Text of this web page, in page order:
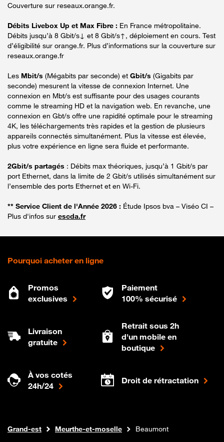
Couverture sur reseaux.orange.fr.
Débits Livebox Up et Max Fibre : En France métropolitaine.
Débits jusqu’à 8 Gbit/s↓ et 8 Gbit/s↑, déploiement en cours. Test
d’éligibilité sur orange.fr. Plus d’informations sur la couverture sur
reseaux.orange.fr
Les Mbit/s (Mégabits par seconde) et Gbit/s (Gigabits par
seconde) mesurent la vitesse de connexion Internet. Une
connexion en Mbt/s est suffisante pour des usages courants
comme le streaming HD et la navigation web. En revanche, une
connexion en Gbt/s offre une rapidité optimale pour le streaming
4K, les téléchargements très rapides et la gestion de plusieurs
appareils connectés simultanément. Plus la vitesse est élevée,
plus votre expérience en ligne sera fluide et performante.
2Gbit/s partagés : Débits max théoriques, jusqu’à 1 Gbit/s par
port Ethernet, dans la limite de 2 Gbit/s utilisés simultanément sur
l’ensemble des ports Ethernet et en Wi-Fi.
** Service Client de l'Année 2026 : Étude Ipsos bva – Viséo CI –
Plus d'infos sur escda.fr
Pourquoi acheter en ligne
Promos
exclusives
Paiement
100% sécurisé
Livraison
gratuite
Retrait sous 2h
d'un mobile en
boutique
À vos cotés
24h/24
Droit de rétractation
Boutique Orange
Internet fibre
Grand-est Meurthe-et-moselle Beaumont